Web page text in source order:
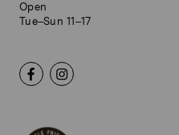
Open
Tue–Sun 11–17